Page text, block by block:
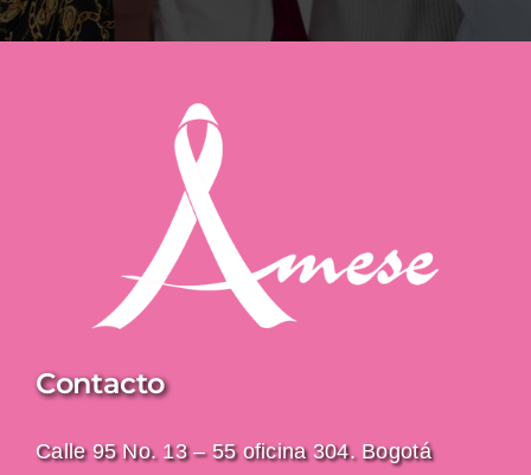
Contacto
Calle 95 No. 13 – 55 oficina 304. Bogotá